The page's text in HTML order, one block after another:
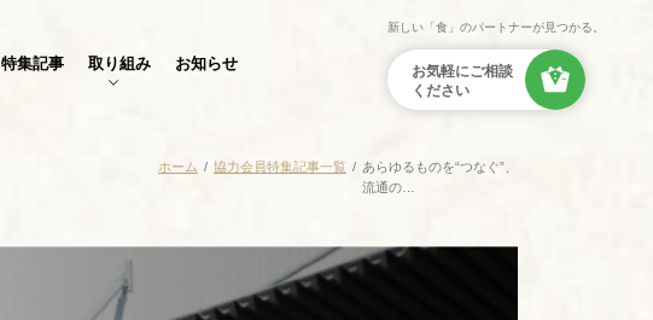
特集記事 取り組み お知らせ
新しい「食」のパートナーが見つかる。
ホーム 協力会員特集記事一覧
あらゆるものを“つなぐ”、
流通の…